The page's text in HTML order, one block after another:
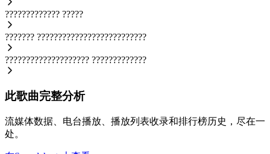
????????????? ?????
??????? ??????????????????????????
???????????????????? ?????????????
此歌曲完整分析
流媒体数据、电台播放、播放列表收录和排行榜历史，尽在一
处。